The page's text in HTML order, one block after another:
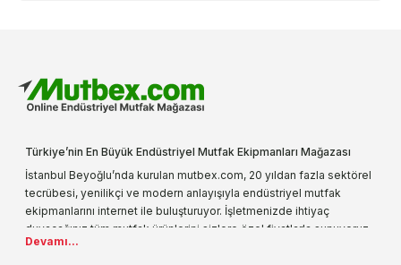
Türkiye’nin En Büyük Endüstriyel Mutfak Ekipmanları Mağazası
İstanbul Beyoğlu’nda kurulan mutbex.com, 20 yıldan fazla sektörel
tecrübesi, yenilikçi ve modern anlayışıyla endüstriyel mutfak
ekipmanlarını internet ile buluşturuyor. İşletmenizde ihtiyaç
duyacağınız tüm mutfak ürünlerini sizlere özel fiyatlarla sunuyoruz.
Endüstriyel mutfak malzemesi deyince akla gelen ilk adreslerden
Devamı...